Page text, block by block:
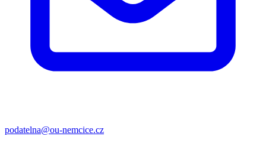
podatelna@ou-nemcice.cz